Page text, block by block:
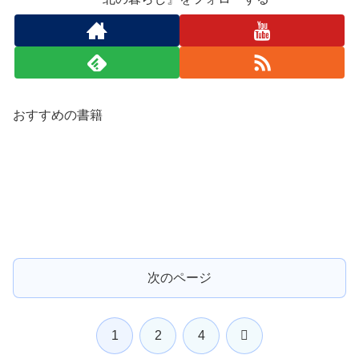
おすすめの書籍
次のページ
1 2 4 次